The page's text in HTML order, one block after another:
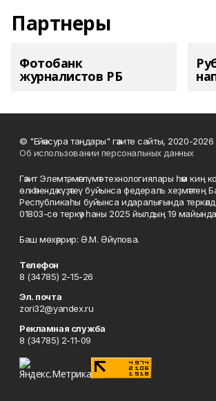
Партнеры
Фотобанк
журналистов РБ
© "Ейәнсура таңдары" гәзите сайты, 2020-2026
Об использовании персональных данных
Гәзит Элемтә, мәғлүмәт технологиялары һәм
өлкәһендә күҙәтеү буйынса федераль хеҙмәттең
Республикаһы буйынса идаралығында
01803-сө теркәү һаны 2025 йылдың 19 майында
Баш мөхәррир: Ә.М. Әйүпова.
Телефон
8 (34785) 2-15-26
Эл. почта
zori32@yandex.ru
Рекламная служба
8 (34785) 2-11-09